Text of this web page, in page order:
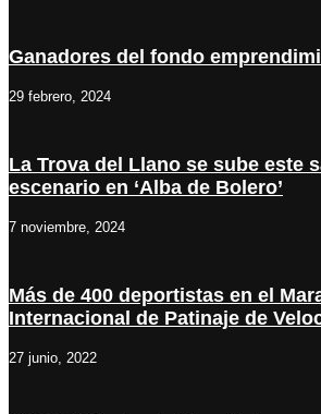
Ganadores del fondo
29 febrero, 2024
La Trova del Llano se sube este
escenario en ‘Alba de Bolero’
7 noviembre, 2024
Más de 400 deportistas en el
Internacional de Patinaje de
27 junio, 2022